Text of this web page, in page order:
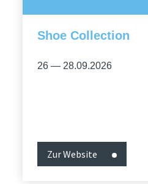
Shoe Collection
26 — 28.09.2026
Zur Website